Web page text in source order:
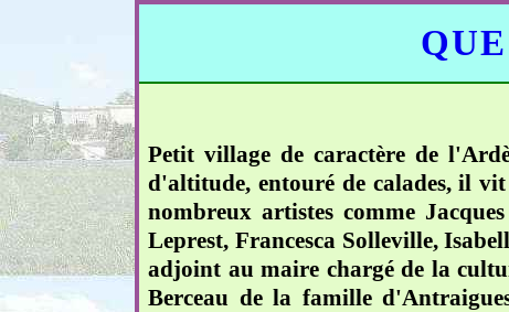
Petit village de caractère de
d'altitude, entouré de calades, il
nombreux artistes comme
Leprest, Francesca Solleville,
adjoint au maire chargé de la
Berceau de la famille